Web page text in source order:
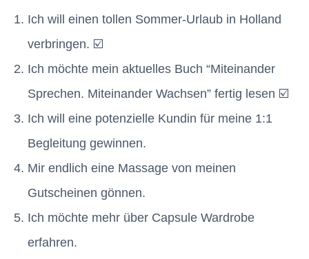
Ich will einen tollen Sommer-Urlaub in Holland
verbringen. ☑️
Ich möchte mein aktuelles Buch “Miteinander
Sprechen. Miteinander Wachsen” fertig lesen ☑️
Ich will eine potenzielle Kundin für meine 1:1
Begleitung gewinnen.
Mir endlich eine Massage von meinen
Gutscheinen gönnen.
Ich möchte mehr über Capsule Wardrobe
erfahren.